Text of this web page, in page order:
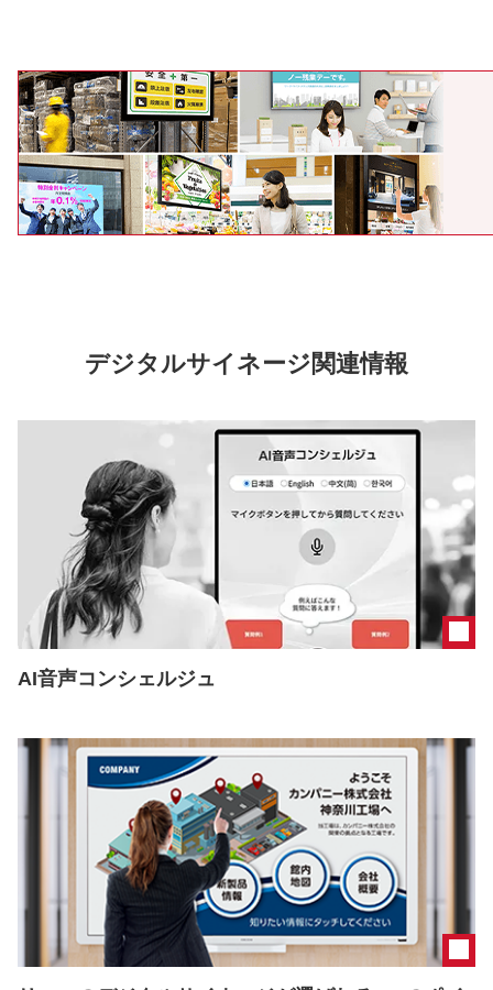
デジタルサイネージ関連情報
AI音声コンシェルジュ